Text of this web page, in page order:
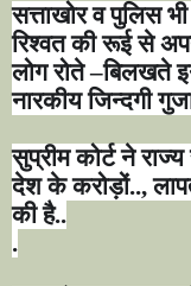
सत्ताखोर व पुलिस
रिश्वत की रूई से
लोग रोते–बिलखते
नारकीय जिन्दगी
सुप्रीम कोर्ट ने
देश के करोड़ों..,
की है..
.